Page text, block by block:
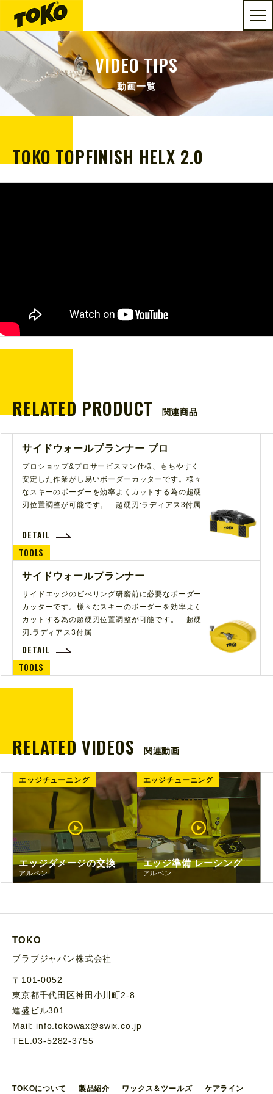
VIDEO TIPS
動画一覧
TOKO TOPFINISH HELX 2.0
RELATED PRODUCT 関連商品
TOOLS
サイドウォールプランナー プロ
プロショップ&プロサービスマン仕様、もちやすく
安定した作業がし易いボーダーカッターです。様々
なスキーのボーダーを効率よくカットする為の超硬
刃位置調整が可能です。 超硬刃:ラディアス3付属
…
DETAIL
TOOLS
サイドウォールプランナー
サイドエッジのビべリング研磨前に必要なボーダー
カッターです。様々なスキーのボーダーを効率よく
カットする為の超硬刃位置調整が可能です。 超硬
刃:ラディアス3付属
DETAIL
RELATED VIDEOS 関連動画
エッジチューニング
エッジダメージの交換
アルペン
エッジチューニング
エッジ準備 レーシング
アルペン
TOKO
ブラブジャパン株式会社
〒101-0052
東京都千代田区神田小川町2-8
進盛ビル301
Mail: info.tokowax@swix.co.jp
TEL:03-5282-3755
TOKOについて 製品紹介 ワックス＆ツールズ ケアライン